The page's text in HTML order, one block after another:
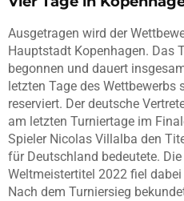
Ausgetragen wird der
Hauptstadt Kopenhagen. Das
begonnen und dauert
letzten Tage des Wettbewerbs
reserviert. Der deutsche
am letzten Turniertage im
Spieler Nicolas Villalba den
für Deutschland bedeutete.
Weltmeistertitel 2022 fiel
Nach dem Turniersieg